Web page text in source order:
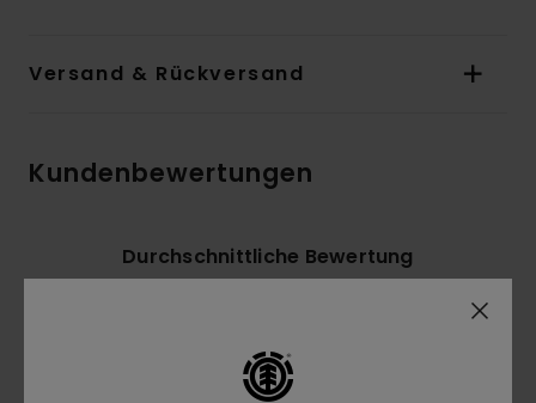
Versand & Rückversand
Kundenbewertungen
Durchschnittliche Bewertung
2 verifizierten Bewertungen